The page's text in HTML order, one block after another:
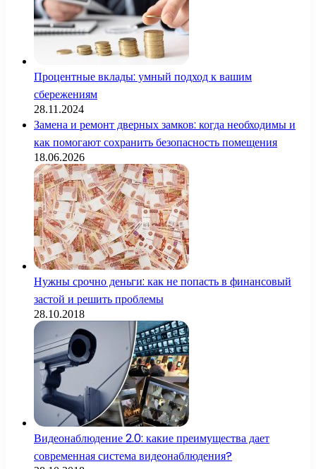
Процентные вклады: умный подход к вашим
сбережениям
28.11.2024
Замена и ремонт дверных замков: когда необходимы и
как помогают сохранить безопасность помещения
18.06.2026
Нужны срочно деньги: как не попасть в финансовый
застой и решить проблемы
28.10.2018
Видеонаблюдение 2.0: какие преимущества дает
современная система видеонаблюдения?